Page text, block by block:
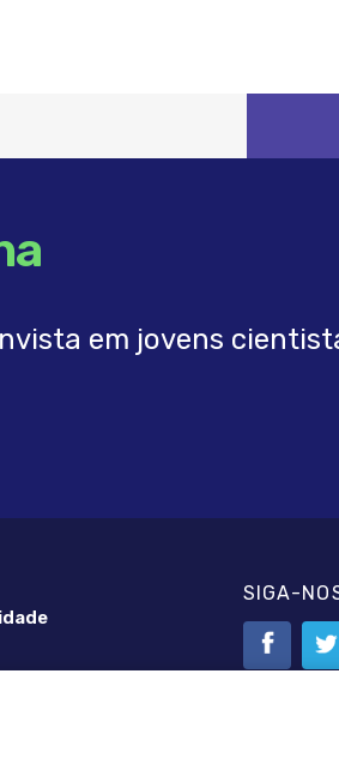
em jovens
SIGA-
Facebook
link
link